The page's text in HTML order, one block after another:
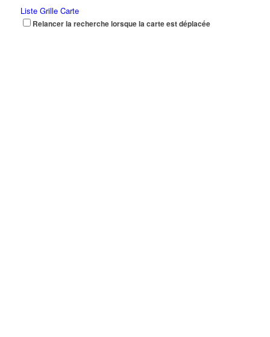
Liste Grille Carte
Relancer la recherche lorsque la carte est déplacée